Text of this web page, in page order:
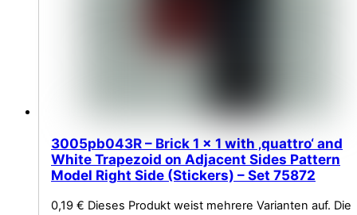
3005pb043R – Brick 1 x 1 with ‚quattro‘ and
White Trapezoid on Adjacent Sides Pattern
Model Right Side (Stickers) – Set 75872
0,19 € Dieses Produkt weist mehrere Varianten auf. Die